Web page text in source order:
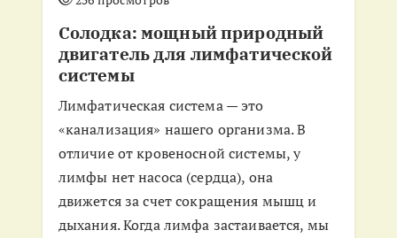
Солодка: мощный природный
двигатель для лимфатической
системы
Лимфатическая система — это
«канализация» нашего организма. В
отличие от кровеносной системы, у
лимфы нет насоса (сердца), она
движется за счет сокращения мышц и
дыхания. Когда лимфа застаивается, мы